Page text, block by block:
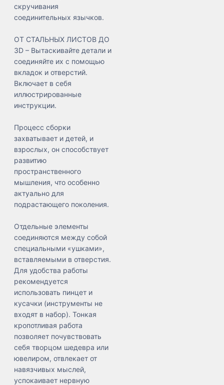
скручивания
соединительных язычков.
ОТ СТАЛЬНЫХ ЛИСТОВ ДО
3D – Вытаскивайте детали и
соединяйте их с помощью
вкладок и отверстий.
Включает в себя
иллюстрированные
инструкции.
Процесс сборки
захватывает и детей, и
взрослых, он способствует
развитию
пространственного
мышления, что особенно
актуально для
подрастающего поколения.
Отдельные элементы
соединяются между собой
специальными «ушками»,
вставляемыми в отверстия.
Для удобства работы
рекомендуется
использовать пинцет и
кусачки (инструменты не
входят в набор). Тонкая
кропотливая работа
позволяет почувствовать
себя творцом шедевра или
ювелиром, отвлекает от
навязчивых мыслей,
успокаивает нервную